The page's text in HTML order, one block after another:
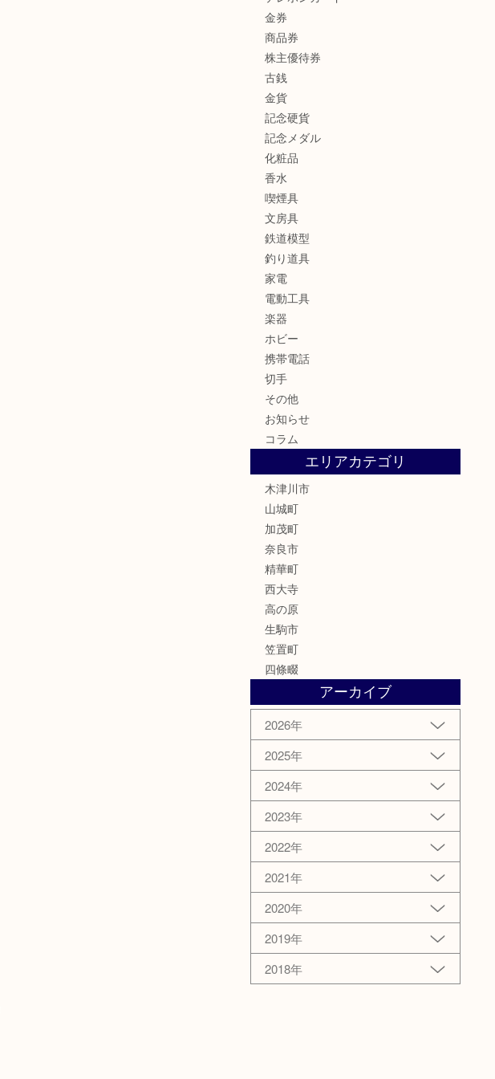
金券
商品券
株主優待券
古銭
金貨
記念硬貨
記念メダル
化粧品
香水
喫煙具
文房具
鉄道模型
釣り道具
家電
電動工具
楽器
ホビー
携帯電話
切手
その他
お知らせ
コラム
エリアカテゴリ
木津川市
山城町
加茂町
奈良市
精華町
西大寺
高の原
生駒市
笠置町
四條畷
アーカイブ
2026年
2025年
2024年
2023年
2022年
2021年
2020年
2019年
2018年